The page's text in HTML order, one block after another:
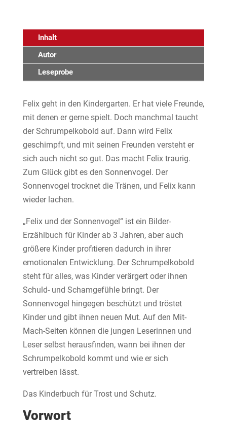
Inhalt
Autor
Leseprobe
Felix geht in den Kindergarten. Er hat viele Freunde,
mit denen er gerne spielt. Doch manchmal taucht
der Schrumpelkobold auf. Dann wird Felix
geschimpft, und mit seinen Freunden versteht er
sich auch nicht so gut. Das macht Felix traurig.
Zum Glück gibt es den Sonnenvogel. Der
Sonnenvogel trocknet die Tränen, und Felix kann
wieder lachen.
„Felix und der Sonnenvogel“ ist ein Bilder-
Erzählbuch für Kinder ab 3 Jahren, aber auch
größere Kinder profitieren dadurch in ihrer
emotionalen Entwicklung. Der Schrumpelkobold
steht für alles, was Kinder verärgert oder ihnen
Schuld- und Schamgefühle bringt. Der
Sonnenvogel hingegen beschützt und tröstet
Kinder und gibt ihnen neuen Mut. Auf den Mit-
Mach-Seiten können die jungen Leserinnen und
Leser selbst herausfinden, wann bei ihnen der
Schrumpelkobold kommt und wie er sich
vertreiben lässt.
Das Kinderbuch für Trost und Schutz.
Vorwort